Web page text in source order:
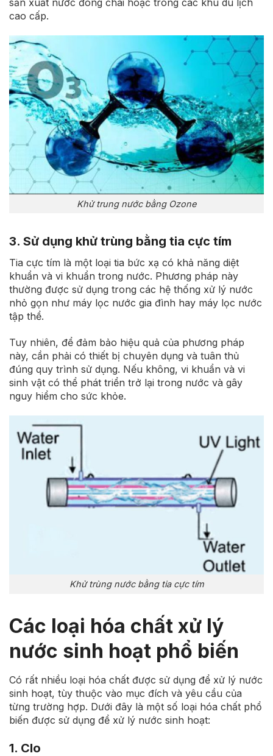
cao cấp.
Khử trung nước bằng Ozone
3. Sử dụng khử trùng bằng tia cực tím
Tia cực tím là một loại tia bức xạ có khả năng diệt
khuẩn và vi khuẩn trong nước. Phương pháp này
thường được sử dụng trong các hệ thống xử lý nước
nhỏ gọn như máy lọc nước gia đình hay máy lọc nước
tập thể.
Tuy nhiên, để đảm bảo hiệu quả của phương pháp
này, cần phải có thiết bị chuyên dụng và tuân thủ
đúng quy trình sử dụng. Nếu không, vi khuẩn và vi
sinh vật có thể phát triển trở lại trong nước và gây
nguy hiểm cho sức khỏe.
Khử trùng nước bằng tia cực tím
Các loại hóa chất xử lý
nước sinh hoạt phổ biến
Có rất nhiều loại hóa chất được sử dụng để xử lý nước
sinh hoạt, tùy thuộc vào mục đích và yêu cầu của
từng trường hợp. Dưới đây là một số loại hóa chất phổ
biến được sử dụng để xử lý nước sinh hoạt:
1. Clo